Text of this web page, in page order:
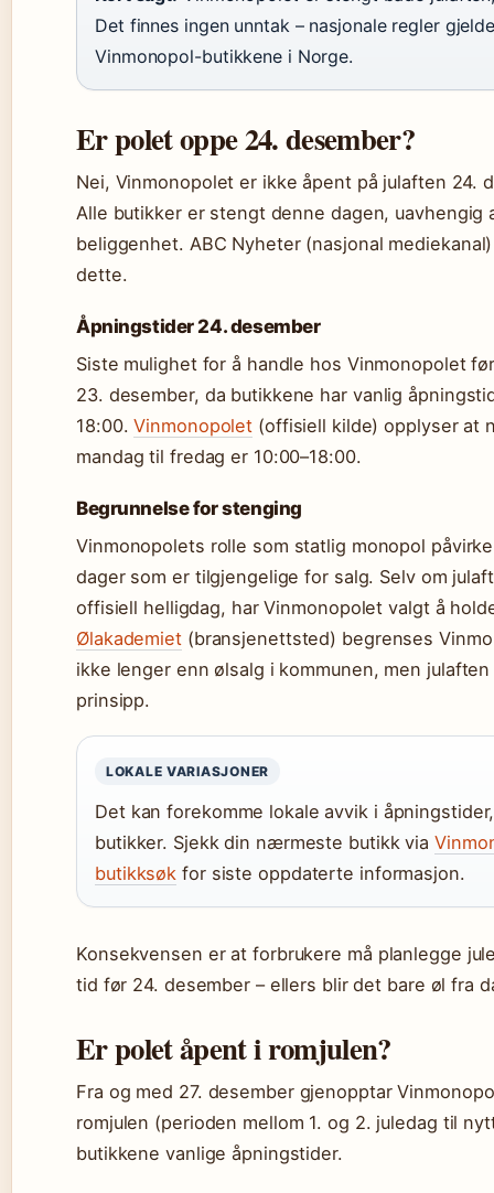
Det finnes ingen unntak – nasjonale regler
Vinmonopol-butikkene i Norge.
Er polet oppe 24. desember?
Nei, Vinmonopolet er ikke åpent på julaften 24.
Alle butikker er stengt denne dagen, uavhengig
beliggenhet. ABC Nyheter (nasjonal
dette.
Åpningstider 24. desember
Siste mulighet for å handle hos Vinmonopolet
23. desember, da butikkene har vanlig
18:00.Vinmonopolet (offisiell kilde) opplyser at
mandag til fredag er 10:00–18:00.
Begrunnelse for stenging
Vinmonopolets rolle som statlig monopol
dager som er tilgjengelige for salg. Selv om
offisiell helligdag, har Vinmonopolet valgt å
Ølakademiet(bransjenettsted) begrenses
ikke lenger enn ølsalg i kommunen, men
prinsipp.
LOKALE VARIASJONER
Det kan forekomme lokale avvik i
butikker. Sjekk din nærmeste butikk via
butikksøk for siste oppdaterte informasjon.
Konsekvensen er at forbrukere må planlegge
tid før 24. desember – ellers blir det bare øl fra
Er polet åpent i romjulen?
Fra og med 27. desember gjenopptar
romjulen (perioden mellom 1. og 2. juledag til
butikkene vanlige åpningstider.